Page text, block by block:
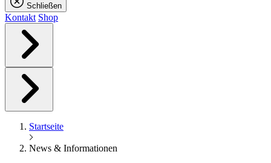
Schließen
Kontakt Shop
Startseite
News & Informationen